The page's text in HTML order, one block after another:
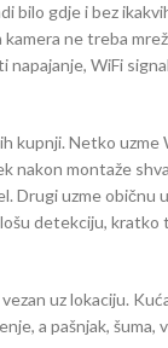
bilo gdje i bez
kamera ne treba
napajanje, WiFi
kupnji. Netko uzme
nakon montaže
Drugi uzme običnu
detekciju, kratko
uz lokaciju.
a pašnjak, šuma,